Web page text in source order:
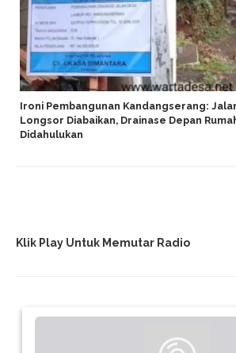
Ironi Pembangunan Kandangserang:
Longsor Diabaikan, Drainase Depan
Didahulukan
Klik Play Untuk Memutar Radio